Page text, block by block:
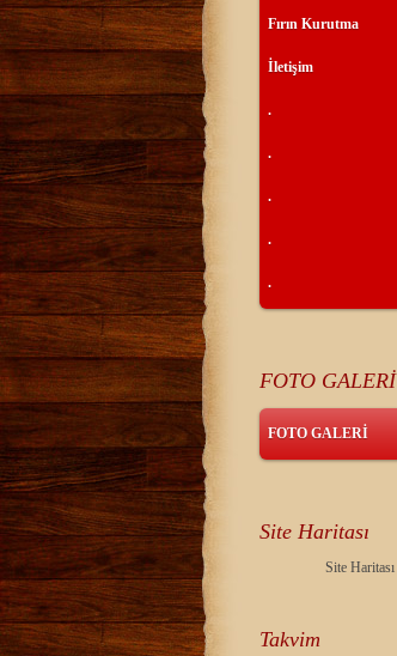
Fırın Kurutma
İletişim
.
.
.
.
.
FOTO GALERİ
FOTO GALERİ
Site Haritası
Site Haritası
Takvim